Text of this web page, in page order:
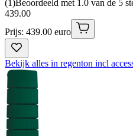
(1)Beoordeeld met 1.0 van de 5
439.00
Prijs: 439.00 euro
Bekijk alles in regenton incl